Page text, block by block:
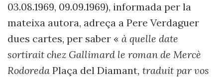
03.08.1969, 09.09.1969), informada per la
mateixa autora, adreça a Pere Verdaguer
dues cartes, per saber « à quelle date
sortirait chez Gallimard le roman de Mercè
Rodoreda Plaça del Diamant, traduit par vos